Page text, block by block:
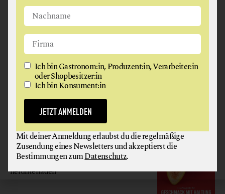
GAUMEN HOCH
MAGAZIN
Hier gratis
herunterladen
Ich bin Gastronom:in, Produzent:in, Verarbeiter:in oder
Shopbesitzer:in
Ich bin Konsument:in
JETZT ANMELDEN
Mit deiner Anmeldung erlaubst du die regelmäßige
Zusendung eines Newsletters und akzeptierst die
Bestimmungen zum Datenschutz
Ich bin Gastronom:in, Produzent:in, Verarbeiter:in
oder Shopbesitzer:in
Ich bin Konsument:in
JETZT ANMELDEN
Mit deiner Anmeldung erlaubst du die regelmäßige
Zusendung eines Newsletters und akzeptierst die
Bestimmungen zumDatenschutz.